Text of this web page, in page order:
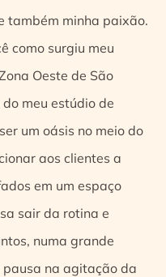
também minha paixão.
como surgiu meu
Oeste de São
meu estúdio de
um oásis no meio do
aos clientes a
em um espaço
sair da rotina e
numa grande
pausa na agitação da